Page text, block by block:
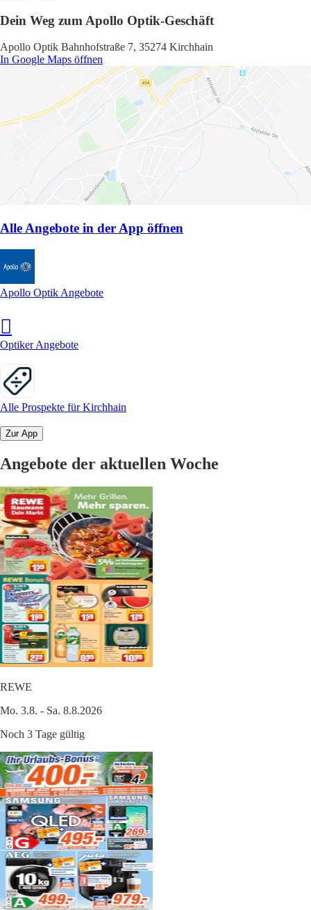
Dein Weg zum Apollo Optik-Geschäft
Apollo Optik Bahnhofstraße 7, 35274 Kirchhain
In Google Maps öffnen
Alle Angebote in der App öffnen
Apollo Optik Angebote
Optiker Angebote
Alle Prospekte für Kirchhain
Zur App
Angebote der aktuellen Woche
REWE
Mo. 3.8. - Sa. 8.8.2026
Noch 3 Tage gültig